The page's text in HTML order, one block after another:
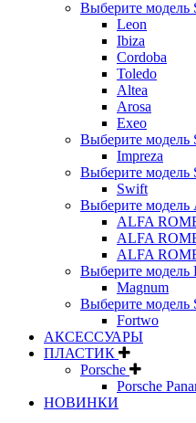
Выберите модель
Leon
Ibiza
Cordoba
Toledo
Altea
Arosa
Exeo
Выберите модель
Impreza
Выберите модель
Swift
Выберите
ALFA
ALFA
ALFA
Выберите модель
Magnum
Выберите модель
Fortwo
АКСЕССУАРЫ
ПЛАСТИК
Porsche
Porsche
НОВИНКИ